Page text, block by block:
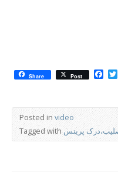
Share Post
Posted in video
Tagged withپرینس